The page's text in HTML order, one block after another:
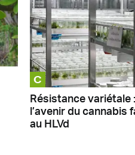
C
Résistance variétale :
l’avenir du cannabis
au HLVd